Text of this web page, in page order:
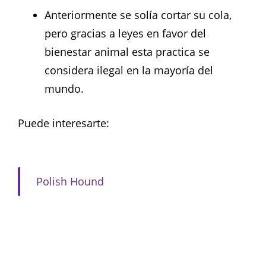
Anteriormente se solía cortar su cola,
pero gracias a leyes en favor del
bienestar animal esta practica se
considera ilegal en la mayoría del
mundo.
Puede interesarte:
Polish Hound